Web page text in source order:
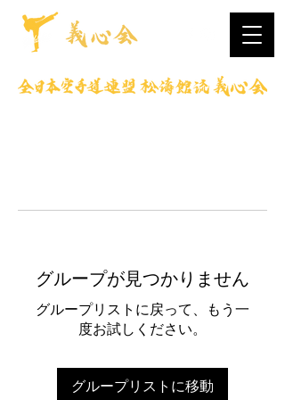
グループが見つかりません
グループリストに戻って、もう一
度お試しください。
グループリストに移動